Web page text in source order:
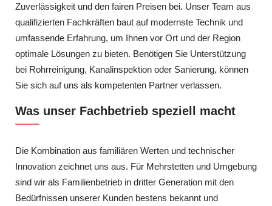
Zuverlässigkeit und den fairen Preisen bei. Unser Team aus
qualifizierten Fachkräften baut auf modernste Technik und
umfassende Erfahrung, um Ihnen vor Ort und der Region
optimale Lösungen zu bieten. Benötigen Sie Unterstützung
bei Rohrreinigung, Kanalinspektion oder Sanierung, können
Sie sich auf uns als kompetenten Partner verlassen.
Was unser Fachbetrieb speziell macht
Die Kombination aus familiären Werten und technischer
Innovation zeichnet uns aus. Für Mehrstetten und Umgebung
sind wir als Familienbetrieb in dritter Generation mit den
Bedürfnissen unserer Kunden bestens bekannt und